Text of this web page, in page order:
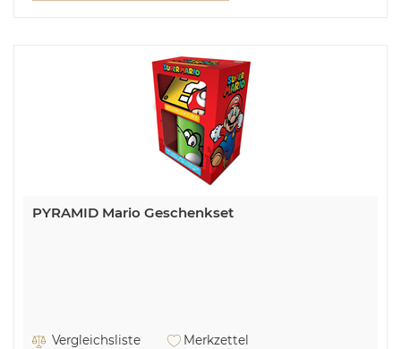
PYRAMID Mario Geschenkset
Vergleichsliste Merkzettel